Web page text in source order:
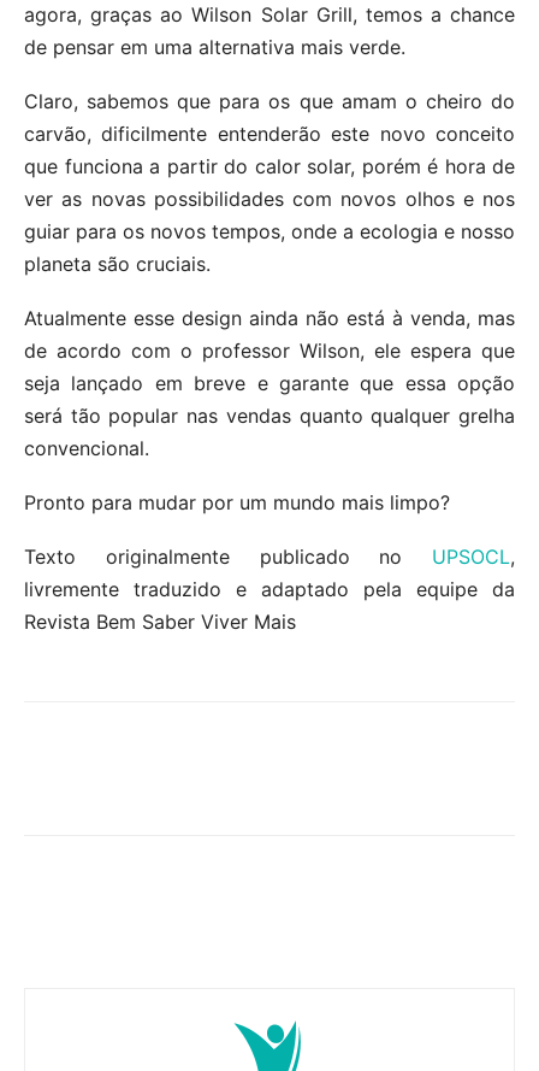
agora, graças ao Wilson Solar Grill, temos a chance
de pensar em uma alternativa mais verde.
Claro, sabemos que para os que amam o cheiro do
carvão, dificilmente entenderão este novo conceito
que funciona a partir do calor solar, porém é hora de
ver as novas possibilidades com novos olhos e nos
guiar para os novos tempos, onde a ecologia e nosso
planeta são cruciais.
Atualmente esse design ainda não está à venda, mas
de acordo com o professor Wilson, ele espera que
seja lançado em breve e garante que essa opção
será tão popular nas vendas quanto qualquer grelha
convencional.
Pronto para mudar por um mundo mais limpo?
Texto originalmente publicado no UPSOCL,
livremente traduzido e adaptado pela equipe da
Revista Bem Saber Viver Mais